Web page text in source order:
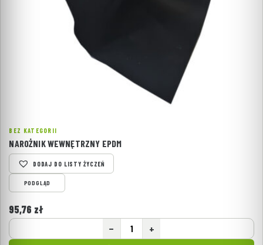
BEZ KATEGORII
NAROŻNIK WEWNĘTRZNY EPDM
DODAJ DO LISTY ŻYCZEŃ
PODGLĄD
95,76 zł
− +